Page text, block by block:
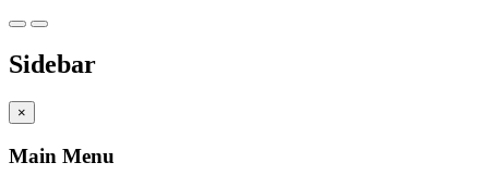
Sidebar
×
Main Menu